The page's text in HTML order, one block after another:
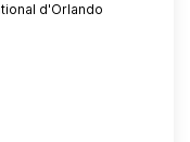
d'Orlando